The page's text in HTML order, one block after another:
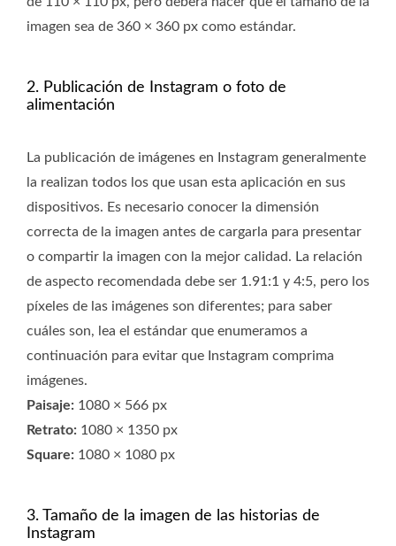
imagen sea de 360 ​​× 360 px como estándar.
2. Publicación de Instagram o foto de
alimentación
La publicación de imágenes en Instagram generalmente
la realizan todos los que usan esta aplicación en sus
dispositivos. Es necesario conocer la dimensión
correcta de la imagen antes de cargarla para presentar
o compartir la imagen con la mejor calidad. La relación
de aspecto recomendada debe ser 1.91:1 y 4:5, pero los
píxeles de las imágenes son diferentes; para saber
cuáles son, lea el estándar que enumeramos a
continuación para evitar que Instagram comprima
imágenes.
Paisaje: 1080 × 566 px
Retrato: 1080 × 1350 px
Square: 1080 × 1080 px
3. Tamaño de la imagen de las historias de
Instagram